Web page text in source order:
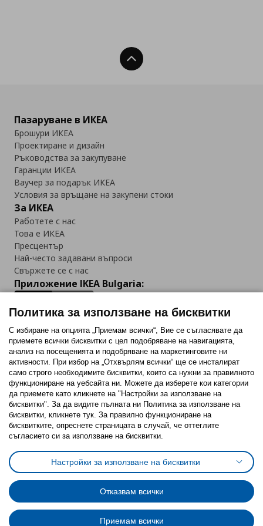
Нагоре
Пазаруване в ИКЕА
Брошури ИКЕА
Проектиране и дизайн
Ръководства за закупуване
Гаранции ИКЕА
Ваучер за подарък ИКЕА
Условия за връщане на закупени стоки
За ИКЕА
Работете с нас
Това е ИКЕА
Пресцентър
Най-често задавани въпроси
Свържете се с нас
Приложение IKEA Bulgaria:
Последвайте ни:
FacebookTwitterYoutubePinterestInstagram
Политика за използване на бисквитки (Cookies)
Избор на настройки за използване на бисквитки
Условия за ползване на ikea.bgОбща политика за личните данни
Политика за защита на личните данни на ikea.bg
Общи условия на програма IKEA Family
Политика за защита на лични данни на програма IKEA Family
Политика за използване на бисквитки
С избиране на опцията „Приемам всички“, Вие се съгласявате да
приемете всички бисквитки с цел подобряване на навигацията,
анализ на посещенията и подобряване на маркетинговите ни
активности. При избор на „Отхвърлям всички“ ще се инсталират
само строго необходимитe бисквитки, които са нужни за правилното
функциониране на уебсайта ни. Можете да изберете кои категории
да приемете като кликнете на "Настройки за използване на
бисквитки". За да видите пълната ни Политика за използване на
бисквитки, кликнете тук. За правилно функциониране на
бисквитките, опреснете страницата в случай, че оттеглите
съгласието си за използване на бисквитки.
Настройки за използване на бисквитки
Отказвам всички
Приемам всички